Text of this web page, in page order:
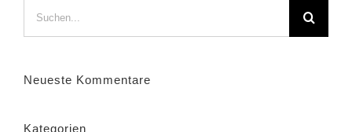
nach:
Neueste Kommentare
Kategorien